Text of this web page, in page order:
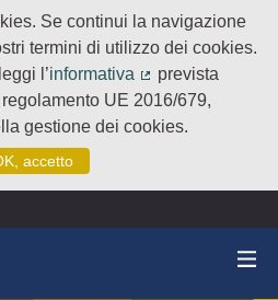
Se continui la navigazione
termini di utilizzo dei cookies.
l’informativa
(Collegamento
prevista
UE 2016/679,
gestione dei cookies.
accetto